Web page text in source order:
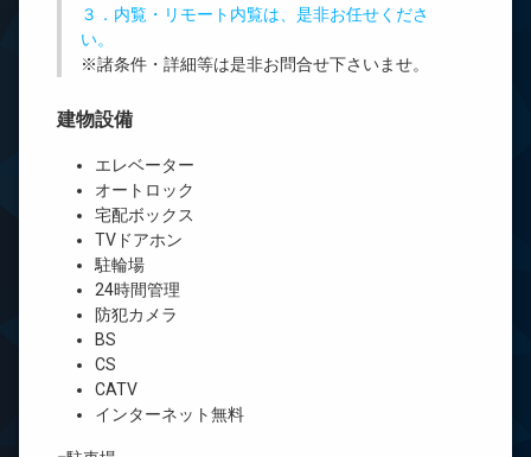
３．内覧・リモート内覧は、是非お任せくださ
い。
※諸条件・詳細等は是非お問合せ下さいませ。
建物設備
エレベーター
オートロック
宅配ボックス
TVドアホン
駐輪場
24時間管理
防犯カメラ
BS
CS
CATV
インターネット無料